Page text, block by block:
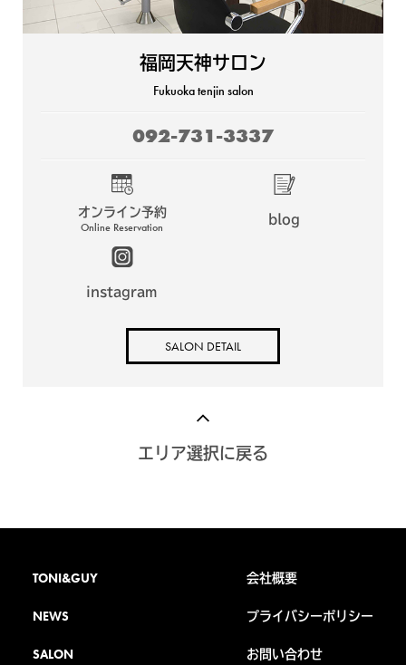
福岡天神サロン
Fukuoka tenjin salon
092-731-3337
オンライン予約
Online Reservation
blog
instagram
SALON DETAIL
エリア選択に戻る
TONI&GUY
NEWS
SALON
会社概要
プライバシーポリシー
お問い合わせ